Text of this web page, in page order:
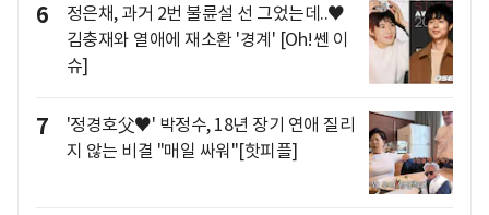
6
정은채, 과거 2번 불륜설 선 그었는데..♥
김충재와 열애에 재소환 '경계' [Oh!쎈 이
슈]
7
'정경호父♥' 박정수, 18년 장기 연애 질리
지 않는 비결 "매일 싸워"[핫피플]